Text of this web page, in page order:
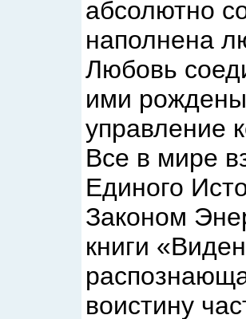
абсолютно
наполнена
Любовь
ими
управление
Все в мире
Единого
Законом
книги
воистину